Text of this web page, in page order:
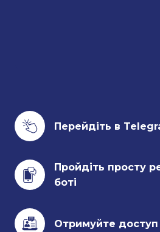
Перейдіть в
Пройдіть просту
боті
Отримуйте доступ